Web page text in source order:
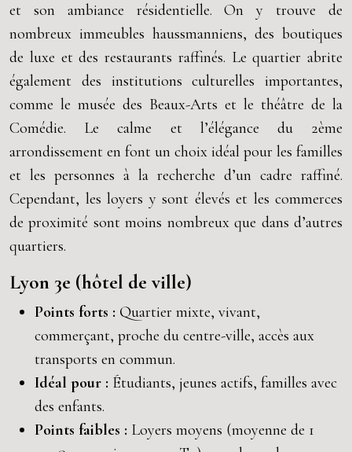
et son ambiance résidentielle. On y trouve de
nombreux immeubles haussmanniens, des boutiques
de luxe et des restaurants raffinés. Le quartier abrite
également des institutions culturelles importantes,
comme le musée des Beaux-Arts et le théâtre de la
Comédie. Le calme et l’élégance du 2ème
arrondissement en font un choix idéal pour les familles
et les personnes à la recherche d’un cadre raffiné.
Cependant, les loyers y sont élevés et les commerces
de proximité sont moins nombreux que dans d’autres
quartiers.
Lyon 3e (hôtel de ville)
Points forts : Quartier mixte, vivant,
commerçant, proche du centre-ville, accès aux
transports en commun.
Idéal pour : Étudiants, jeunes actifs, familles avec
des enfants.
Points faibles : Loyers moyens (moyenne de 1